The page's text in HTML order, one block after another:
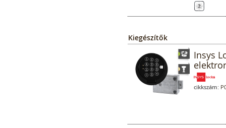
Kiegészítők
Insys
cikkszám: